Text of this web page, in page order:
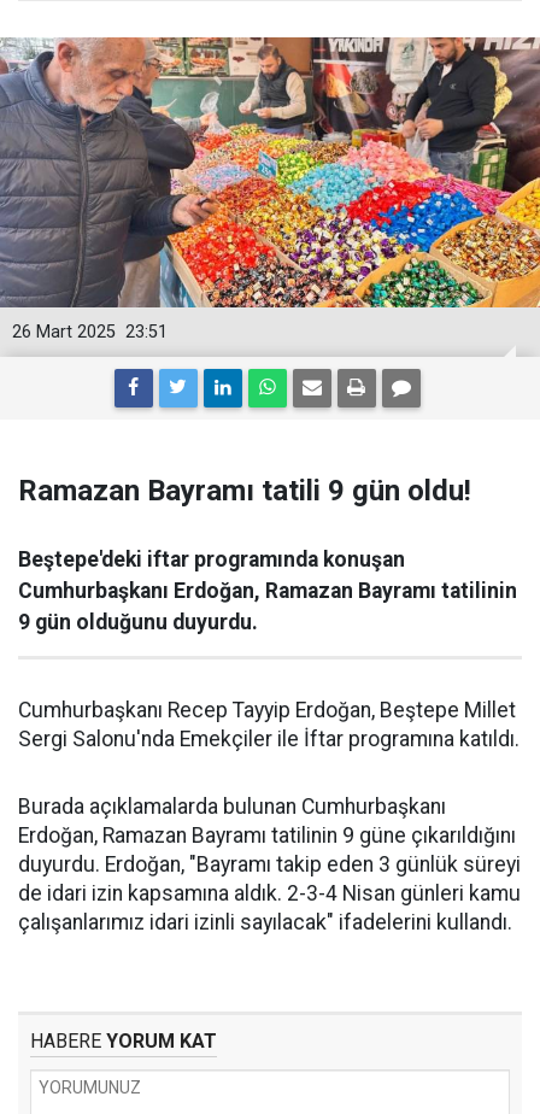
23:51
26 Mart 2025
Ramazan Bayramı tatili 9 gün oldu!
Beştepe'deki iftar programında konuşan
Cumhurbaşkanı Erdoğan, Ramazan Bayramı tatilinin
9 gün olduğunu duyurdu.
Cumhurbaşkanı Recep Tayyip Erdoğan, Beştepe Millet
Sergi Salonu'nda Emekçiler ile İftar programına katıldı.
Burada açıklamalarda bulunan Cumhurbaşkanı
Erdoğan, Ramazan Bayramı tatilinin 9 güne çıkarıldığını
duyurdu. Erdoğan, "Bayramı takip eden 3 günlük süreyi
de idari izin kapsamına aldık. 2-3-4 Nisan günleri kamu
çalışanlarımız idari izinli sayılacak" ifadelerini kullandı.
HABERE YORUM KAT